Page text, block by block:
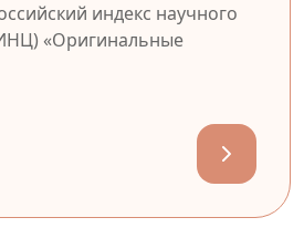
индекс научного
«Оригинальные